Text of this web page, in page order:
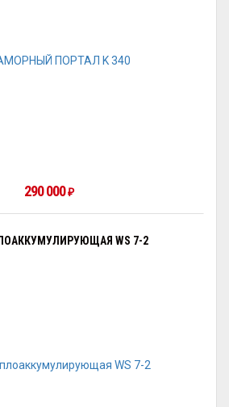
290 000₽
WS 7-2